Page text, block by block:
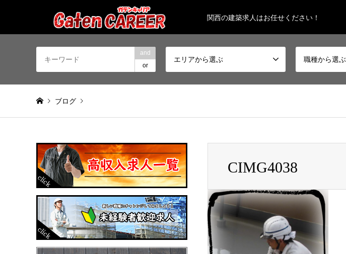
関西の建築求人はお任せください！
and
or
エリアから選ぶ 職種から選ぶ
ブログ
CIMG4038 CIMG4038